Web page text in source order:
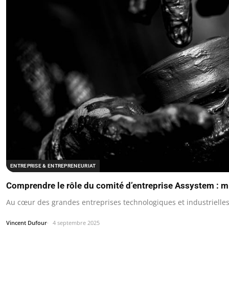
ENTREPRISE & ENTREPRENEURIAT
Comprendre le rôle du comité d’entreprise Assystem :
Au cœur des grandes entreprises technologiques et
Vincent Dufour 4 septembre 2025